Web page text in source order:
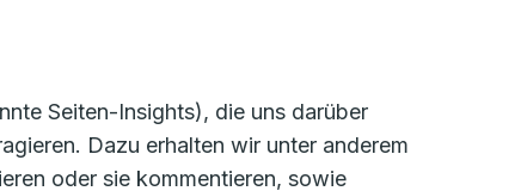
Seiten-Insights), die uns darüber
Dazu erhalten wir unter anderem
oder sie kommentieren, sowie